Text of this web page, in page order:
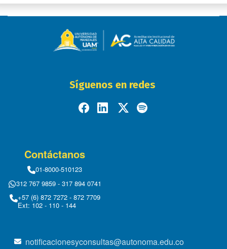
Síguenos en redes
Contáctanos
01-8000-510123
312 767 9859 - 317 894 0741
+57 (6) 872 7272 - 872 7709
Ext: 102 - 110 - 144
notificacionesyconsultas@autonoma.edu.co